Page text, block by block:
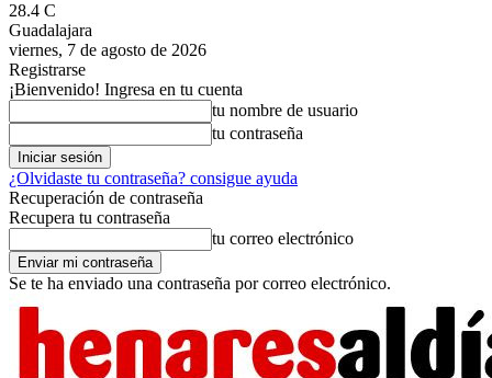
28.4 C
Guadalajara
viernes, 7 de agosto de 2026
Registrarse
¡Bienvenido! Ingresa en tu cuenta
tu nombre de usuario
tu contraseña
¿Olvidaste tu contraseña? consigue ayuda
Recuperación de contraseña
Recupera tu contraseña
tu correo electrónico
Se te ha enviado una contraseña por correo electrónico.